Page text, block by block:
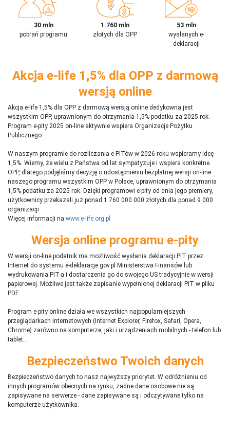
30 mln
pobrań programu
1.760 mln
złotych dla OPP
53 mln
wysłanych e-
deklaracji
Akcja e-life 1,5% dla OPP z darmową
wersją online
Akcja e-life 1,5% dla OPP z darmową wersją online dedykowna jest
wszystkim OPP, uprawnionym do otrzymania 1,5% podatku za 2025 rok.
Program e-pity 2025 on-line aktywnie wspiera Organizacje Pożytku
Publicznego.
W naszym programie do rozliczania e-PITów w 2026 roku wspieramy ideę
1,5%. Wiemy, że wielu z Państwa od lat sympatyzuje i wspiera konkretne
OPP, dlatego podjęliśmy decyzję o udostępnieniu bezpłatnej wersji on-line
naszego programu wszystkim OPP w Polsce, uprawnionym do otrzymania
1,5% podatku za 2025 rok. Dzięki programowi e-pity od dnia jego premiery,
użytkownicy przekazali już ponad 1 760 000 000 złotych dla ponad 9 000
organizacji.
Więcej informacji na www.e-life.org.pl
Wersja online programu e-pity
W wersji on-line podatnik ma możliwość wysłania deklaracji PIT przez
Internet do systemu e-deklaracje.gov.pl Ministerstwa Finansów lub
wydrukowania PIT-a i dostarczenia go do swojego US tradycyjnie w wersji
papierowej. Możliwe jest także zapisanie wypełnionej deklaracji PIT w pliku
PDF.
Program e-pity online działa we wszystkich najpopularniejszych
przeglądarkach internetowych (Internet Explorer, Firefox, Safari, Opera,
Chrome) zarówno na komputerze, jaki i urządzeniach mobilnych - telefon lub
tablet..
Bezpieczeństwo Twoich danych
Bezpieczeństwo danych to nasz najwyższy priorytet. W odróżnieniu od
innych programów obecnych na rynku, żadne dane osobowe nie są
zapisywane na serwerze - dane zapisywane są i odczytywane tylko na
komputerze użytkownika.